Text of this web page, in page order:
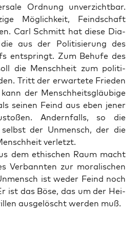
Ord­nung unver­zicht­bar.
Mög­lich­keit, Feind­schaft
Carl Schmitt hat die­se Dia­
aus der Poli­ti­sie­rung des
ent­springt. Zum Behu­fe des
die Mensch­heit zum poli­ti­
Tritt der erwar­te­te Frie­den
der Mensch­heits­gläu­bi­ge
sei­nen Feind aus eben jener
Andern­falls, so die
der Unmensch, der die
verletzt.
dem ethi­schen Raum macht
Ver­bann­ten zur mora­li­schen
ist weder Feind noch
ist das Böse, das um der Hei­
aus­ge­löscht wer­den muß.